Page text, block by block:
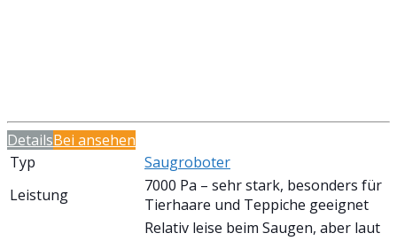
DetailsBei ansehen
Typ
Saugroboter
Leistung
7000 Pa – sehr stark, besonders für
Tierhaare und Teppiche geeignet
Relativ leise beim Saugen, aber laut